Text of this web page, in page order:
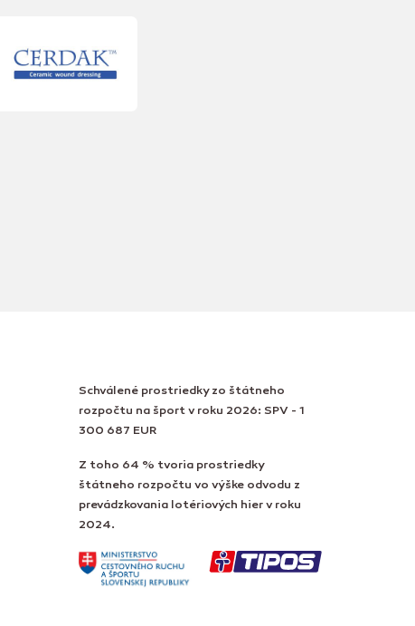
Schválené prostriedky zo štátneho
rozpočtu na šport v roku 2026: SPV - 1
300 687 EUR
Z toho 64 % tvoria prostriedky
štátneho rozpočtu vo výške odvodu z
prevádzkovania lotériových hier v roku
2024.